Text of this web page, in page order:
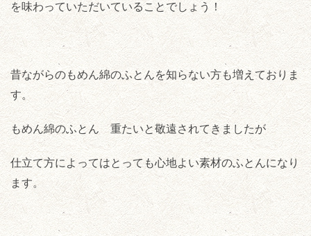
を味わっていただいていることでしょう！
昔ながらのもめん綿のふとんを知らない方も増えておりま
す。
もめん綿のふとん 重たいと敬遠されてきましたが
仕立て方によってはとっても心地よい素材のふとんになり
ます。